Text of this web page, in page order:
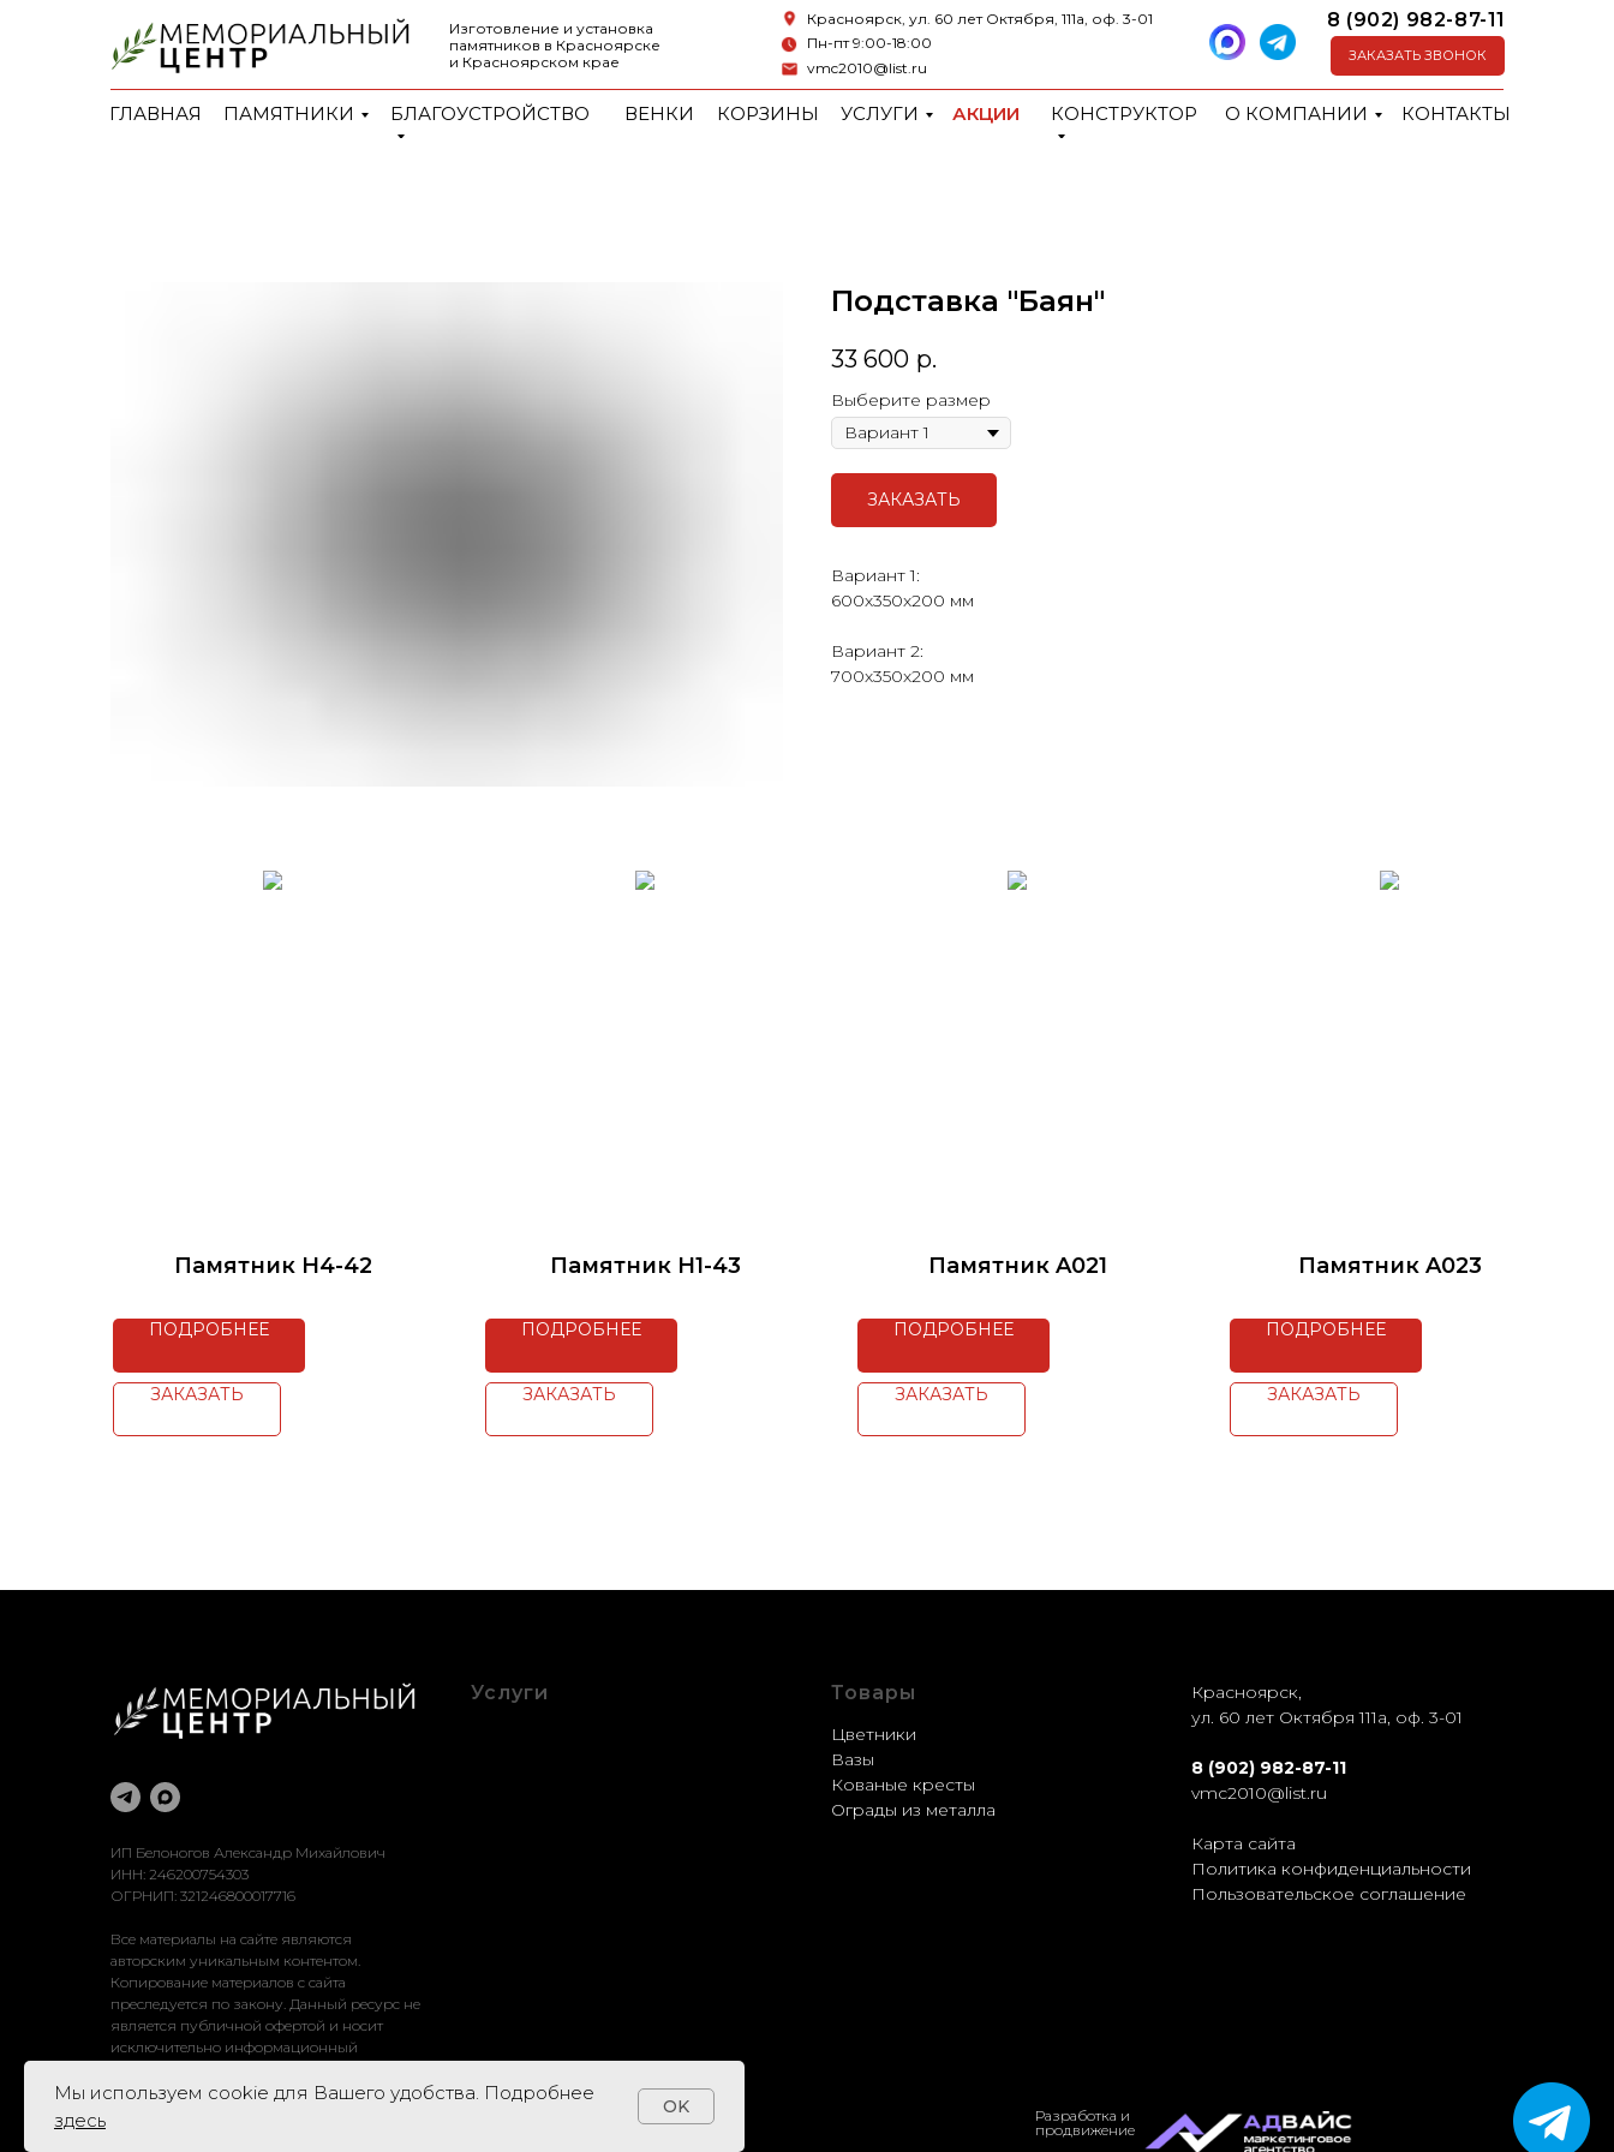
8 (902) 982-87-11
vmc2010@list.ru
Изготовление и установка
памятников в Красноярске
и Красноярском крае
ЗАКАЗАТЬ ЗВОНОК
Красноярск, ул. 60 лет Октября, 111а, оф. 3-01
Пн-пт 9:00-18:00
ПАМЯТНИКИ БЛАГОУСТРОЙСТВО УСЛУГИ
ВЕНКИ КОРЗИНЫ КОНСТРУКТОР О КОМПАНИИ КОНТАКТЫ
ГЛАВНАЯ АКЦИИ
Подставка "Баян"
33 600 р.
Выберите размер
ЗАКАЗАТЬ
Вариант 1:
600х350х200 мм
Вариант 2:
700х350х200 мм
Памятник H4-42
ПОДРОБНЕЕ
ЗАКАЗАТЬ
Памятник H1-43
ПОДРОБНЕЕ
ЗАКАЗАТЬ
Памятник A021
ПОДРОБНЕЕ
ЗАКАЗАТЬ
Памятник A023
ПОДРОБНЕЕ
ЗАКАЗАТЬ
ИП Белоногов Александр Михайлович
ИНН: 246200754303
ОГРНИП: 321246800017716
Все материалы на сайте являются
авторским уникальным контентом.
Копирование материалов с сайта
преследуется по закону. Данный ресурс не
является публичной офертой и носит
исключительно информационный
Услуги Товары
Цветники
Вазы
Кованые кресты
Ограды из металла
Красноярск,
ул. 60 лет Октября 111а, оф. 3-01
8 (902) 982-87-11
vmc2010@list.ru
Карта сайта
Политика конфиденциальности
Пользовательское соглашение
Разработка и
продвижение
Мы используем cookie для Вашего удобства. Подробнее
здесь
OK